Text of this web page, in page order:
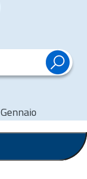
Gennaio